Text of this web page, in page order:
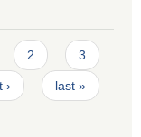
2 3
› last »